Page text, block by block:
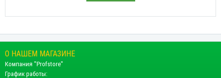
О НАШЕМ МАГАЗИНЕ
Компания "Profstore"
График работы: